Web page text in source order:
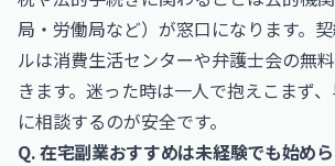
局・労働局など）が窓口になります。
ルは消費生活センターや弁護士会の無
きます。迷った時は一人で抱えこまず
に相談するのが安全です。
Q. 在宅副業おすすめは未経験でも始め